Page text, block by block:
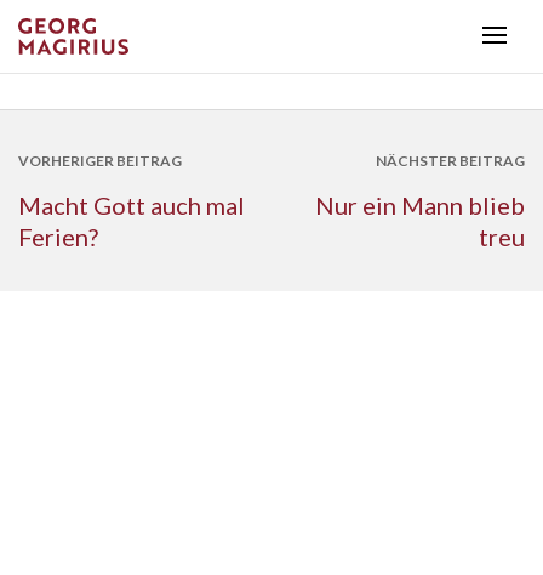
VORHERIGER BEITRAG
Macht Gott auch mal
Ferien?
NÄCHSTER BEITRAG
Nur ein Mann blieb
treu